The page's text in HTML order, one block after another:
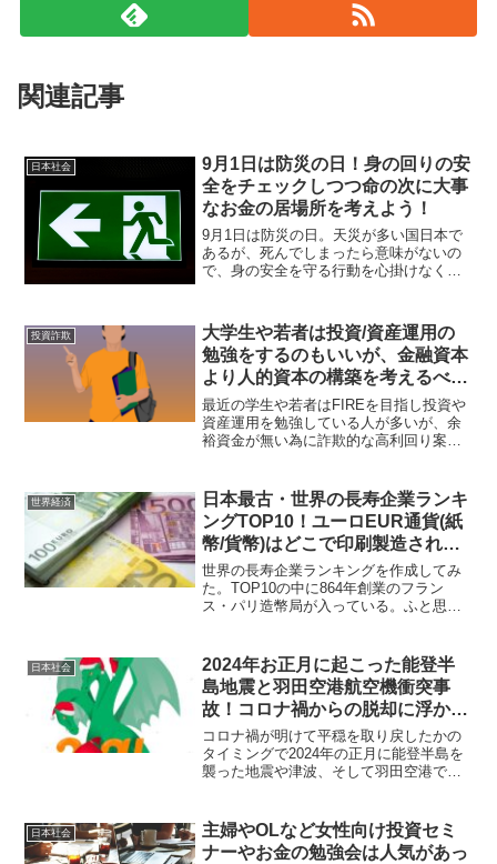
関連記事
日本社会
9月1日は防災の日！身の回りの安
全をチェックしつつ命の次に大事
なお金の居場所を考えよう！
9月1日は防災の日。天災が多い国日本で
あるが、死んでしまったら意味がないの
で、身の安全を守る行動を心掛けなくて
て考えなくてはならない。
投資詐欺
大学生や若者は投資/資産運用の
勉強をするのもいいが、金融資本
より人的資本の構築を考えるべ
き！FIRE=経済的自立の前に自分
を磨け！
最近の学生や若者はFIREを目指し投資や
資産運用を勉強している人が多いが、余
裕資金が無い為に詐欺的な高利回り案件
る為に自分自身の力でしっかり稼げるよ
うに人的資本を高めるべきだ。
世界経済
日本最古・世界の長寿企業ランキ
ングTOP10！ユーロEUR通貨(紙
幣/貨幣)はどこで印刷製造されて
いて、どこが発行しているの？
世界の長寿企業ランキングを作成してみ
た。TOP10の中に864年創業のフラン
ス・パリ造幣局が入っている。ふと思っ
紙幣や硬貨はどこで印刷や製造がされて
いるのだろうか？
日本社会
2024年お正月に起こった能登半
島地震と羽田空港航空機衝突事
故！コロナ禍からの脱却に浮かれ
ている場合ではない！
コロナ禍が明けて平穏を取り戻したかの
タイミングで2024年の正月に能登半島を
襲った地震や津波、そして羽田空港での
「生き方」を改めて考えなくてはならな
いように感じる。
日本社会
主婦やOLなど女性向け投資セミ
ナーやお金の勉強会は人気があっ